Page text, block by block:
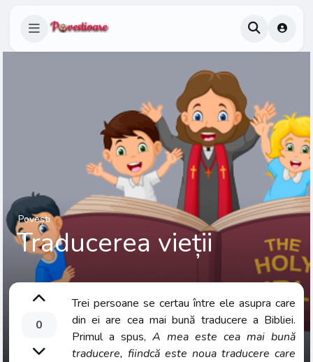
Povești
Traducerea vieții
0
Trei persoane se certau între ele asupra care
din ei are cea mai bună traducere a Bibliei.
Primul a spus, A mea este cea mai bună
traducere, fiindcă este noua traducere care